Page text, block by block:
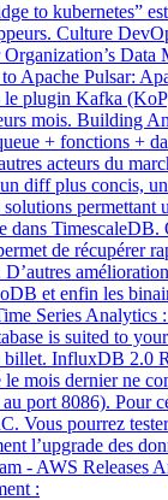
to kubernetes”
Culture
Data
Apache Pulsar:
plugin Kafka
mois. Building
+ fonctions +
acteurs du
diff plus concis,
permettant
dans
de récupérer
et enfin les
Series
is suited to
billet. InfluxDB 2.0
mois dernier ne
port 8086). Pour
Vous pourrez
l’upgrade des
- AWS Releases
: